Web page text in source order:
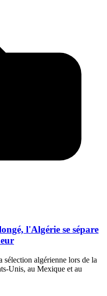
l'Algérie se sépare
algérienne lors de la
Unis, au Mexique et au